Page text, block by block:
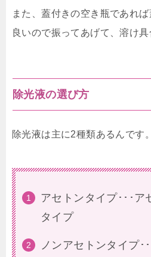
また、蓋付きの空き瓶であれ
良いので振ってあげて、溶け具
除光液の選び方
除光液は主に2種類あるんです。
アセトンタイプ･･･ア
タイプ
ノンアセトンタイプ･